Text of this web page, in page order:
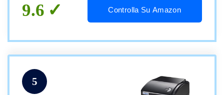
9.6 Controlla Su Amazon
5